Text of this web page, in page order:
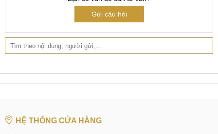
MobileCity tìm hiểu thêm thông tin về những dấu hiệu và
nguyên nhân khiến mặt kính Vivo V21e bị vỡ, hỏng.
Khi nào cần thay mặt kính, ép kính Vivo V21e?
nặng.
Gửi câu hỏi
HỆ THỐNG CỬA HÀNG